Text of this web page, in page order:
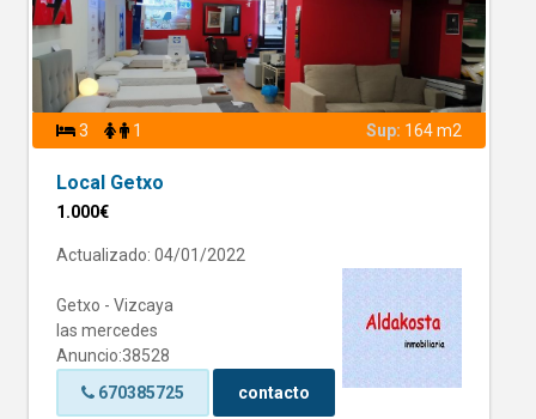
3 1 Sup: 164 m2
Local Getxo
1.000€
Actualizado: 04/01/2022
Getxo - Vizcaya
las mercedes
Anuncio:38528
670385725
contacto